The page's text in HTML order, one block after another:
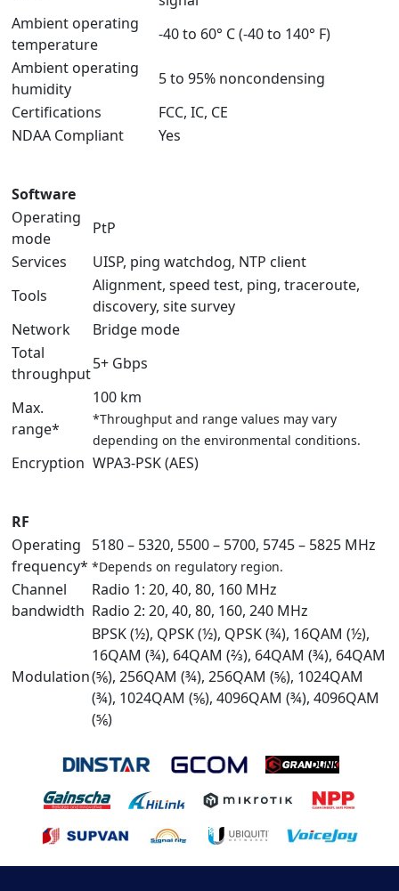
Ambient operating
temperature
-40 to 60° C (-40 to 140° F)
Ambient operating
humidity
5 to 95% noncondensing
Certifications
FCC, IC, CE
NDAA Compliant
Yes
Software
Operating
mode
PtP
Services
UISP, ping watchdog, NTP client
Tools
Alignment, speed test, ping, traceroute,
discovery, site survey
Network
Bridge mode
Total
throughput
5+ Gbps
Max.
range*
100 km
*Throughput and range values may vary
depending on the environmental conditions.
Encryption WPA3-PSK (AES)
RF
Operating
frequency*
5180 – 5320, 5500 – 5700, 5745 – 5825 MHz
*Depends on regulatory region.
Channel
bandwidth
Radio 1: 20, 40, 80, 160 MHz
Radio 2: 20, 40, 80, 160, 240 MHz
Modulation
BPSK (½), QPSK (½), QPSK (¾), 16QAM (½),
16QAM (¾), 64QAM (⅔), 64QAM (¾), 64QAM
(⅚), 256QAM (¾), 256QAM (⅚), 1024QAM
(¾), 1024QAM (⅚), 4096QAM (¾), 4096QAM
(⅚)